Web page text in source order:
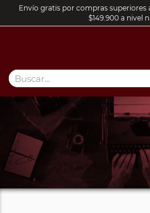
Envío gratis por compras superiores
$149.900 a nivel